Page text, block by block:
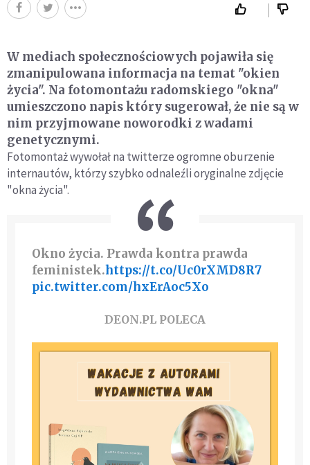
W mediach społecznościowych pojawiła się
zmanipulowana informacja na temat "okien
życia". Na fotomontażu radomskiego "okna"
umieszczono napis który sugerował, że nie są w
nim przyjmowane noworodki z wadami
genetycznymi.
Fotomontaż wywołał na twitterze ogromne oburzenie
internautów, którzy szybko odnaleźli oryginalne zdjęcie
"okna życia".
Okno życia. Prawda kontra prawda
feministek.https://t.co/Uc0rXMD8R7
pic.twitter.com/hxErAoc5Xo
DEON.PL POLECA